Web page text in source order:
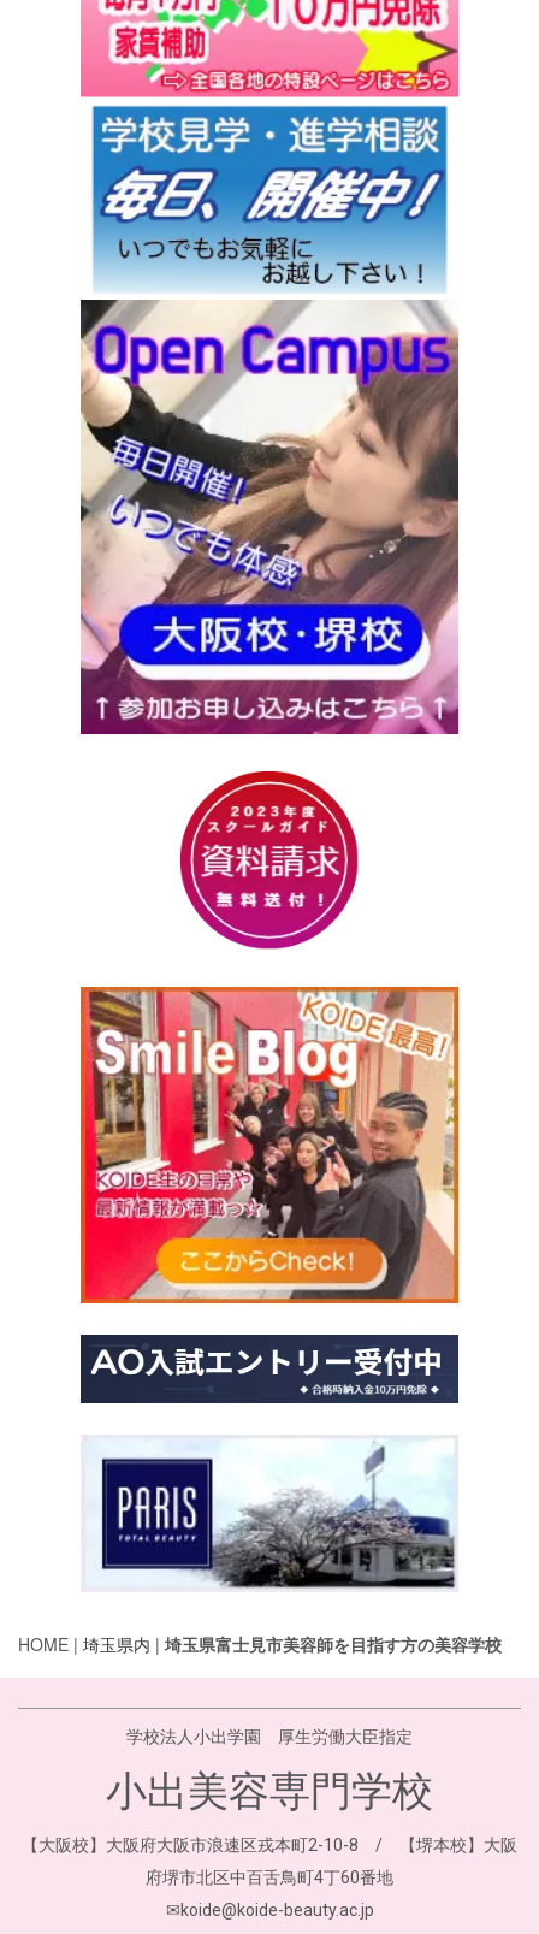
HOME | 埼玉県内 | 埼玉県富士見市美容師を目指す方の美容学校
学校法人小出学園 厚生労働大臣指定
小出美容専門学校
【大阪校】大阪府大阪市浪速区戎本町2-10-8 / 【堺本校】大阪
府堺市北区中百舌鳥町4丁60番地
✉koide@koide-beauty.ac.jp